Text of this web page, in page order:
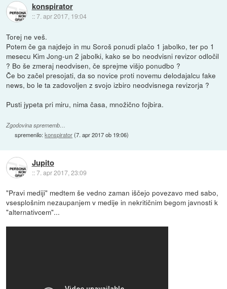
konspirator
::7. apr 2017, 19:04
Torej ne veš.
Potem če ga najdejo in mu Soroš ponudi plačo 1 jabolko, ter po 1
mesecu Kim Jong-un 2 jabolki, kako se bo neodvisni revizor odločil
? Bo še zmeraj neodvisen, če sprejme višjo ponudbo ?
Če bo začel presojati, da so novice proti novemu delodajalcu fake
news, bo le ta zadovoljen z svojo izbiro neodvisnega revizorja ?
Pusti jypeta pri miru, nima časa, množično fojbira.
Zgodovina sprememb…
spremenilo:konspirator(7. apr 2017 ob 19:06)
Jupito
::7. apr 2017, 23:09
"Pravi mediji" medtem še vedno zaman iščejo povezavo med sabo,
vsesplošnim nezaupanjem v medije in nekritičnim begom javnosti k
"alternativcem"...